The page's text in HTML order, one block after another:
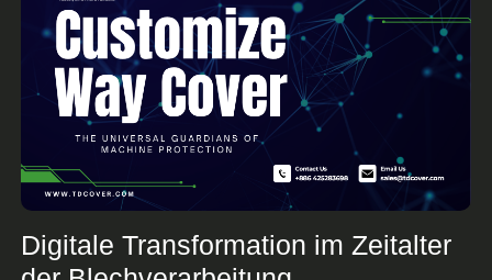
Digitale Transformation im Zeitalter